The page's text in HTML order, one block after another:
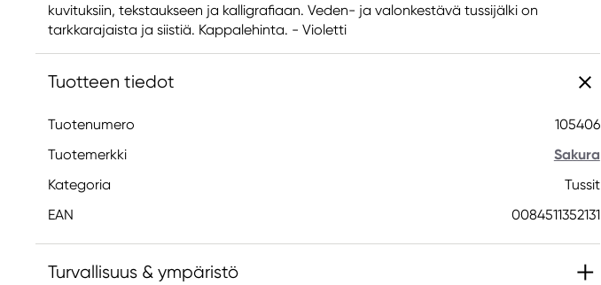
kuvituksiin, tekstaukseen ja kalligrafiaan. Veden- ja valonkestävä tussijälki on
tarkkarajaista ja siistiä. Kappalehinta. - Violetti
Tuotteen tiedot
Tuotenumero
105406
Tuotemerkki
Sakura
Kategoria
Tussit
EAN
0084511352131
Turvallisuus & ympäristö